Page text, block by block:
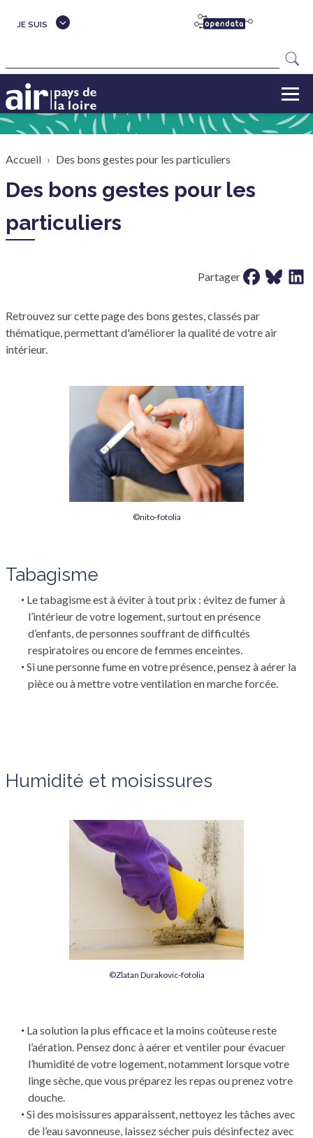
JE SUIS
Fil d'Ariane
Accueil Des bons gestes pour les particuliers
Des bons gestes pour les
particuliers
Partager Partager sur
Partager
Retrouvez sur cette page des bons gestes, classés par
thématique, permettant d'améliorer la qualité de votre air
intérieur.
©nito-fotolia
Tabagisme
Le tabagisme est à éviter à tout prix : évitez de fumer à
l’intérieur de votre logement, surtout en présence
d’enfants, de personnes souffrant de difficultés
respiratoires ou encore de femmes enceintes.
Si une personne fume en votre présence, pensez à aérer la
pièce ou à mettre votre ventilation en marche forcée.
Humidité et moisissures
©Zlatan Durakovic-fotolia
La solution la plus efficace et la moins coûteuse reste
l’aération. Pensez donc à aérer et ventiler pour évacuer
l’humidité de votre logement, notamment lorsque votre
linge sèche, que vous préparez les repas ou prenez votre
douche.
Si des moisissures apparaissent, nettoyez les tâches avec
de l’eau savonneuse, laissez sécher puis désinfectez avec